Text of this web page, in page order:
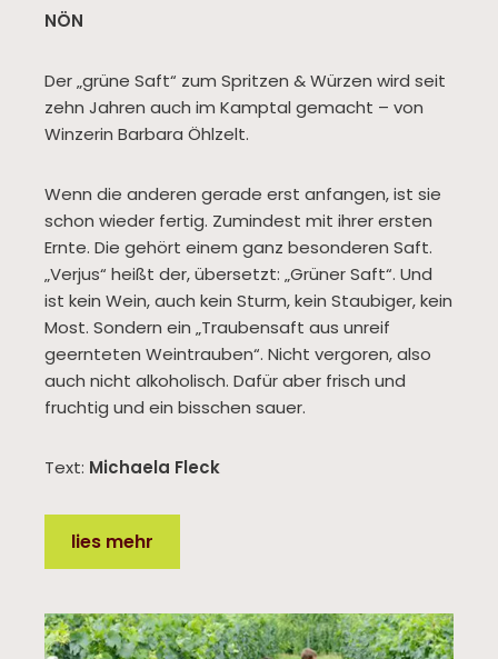
NÖN
Der „grüne Saft“ zum Spritzen & Würzen wird seit
zehn Jahren auch im Kamptal gemacht – von
Winzerin Barbara Öhlzelt.
Wenn die anderen gerade erst anfangen, ist sie
schon wieder fertig. Zumindest mit ihrer ersten
Ernte. Die gehört einem ganz besonderen Saft.
„Verjus“ heißt der, übersetzt: „Grüner Saft“. Und
ist kein Wein, auch kein Sturm, kein Staubiger, kein
Most. Sondern ein „Traubensaft aus unreif
geernteten Weintrauben“. Nicht vergoren, also
auch nicht alkoholisch. Dafür aber frisch und
fruchtig und ein bisschen sauer.
Text: Michaela Fleck
lies mehr